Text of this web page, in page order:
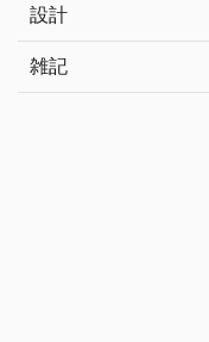
設計
雑記